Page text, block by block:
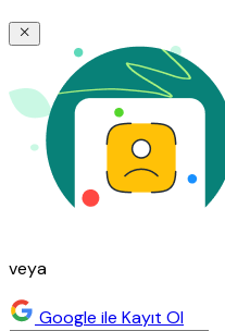
veya
Google ile Kayıt Ol